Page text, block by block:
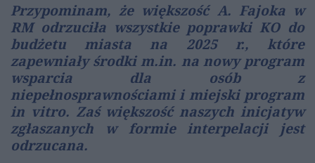
Przypominam, że większość A. Fajoka w
RM odrzuciła wszystkie poprawki KO do
budżetu miasta na 2025 r., które
zapewniały środki m.in. na nowy program
wsparcia dla osób z
niepełnosprawnościami i miejski program
in vitro. Zaś większość naszych inicjatyw
zgłaszanych w formie interpelacji jest
odrzucana.